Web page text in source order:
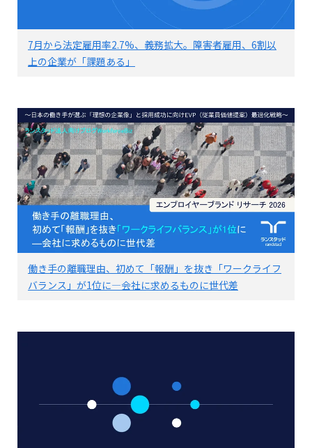
7月から法定雇用率2.7%、義務拡大。障害者雇用、6割以
上の企業が「課題ある」
働き手の離職理由、初めて「報酬」を抜き「ワークライフ
バランス」が1位に―会社に求めるものに世代差